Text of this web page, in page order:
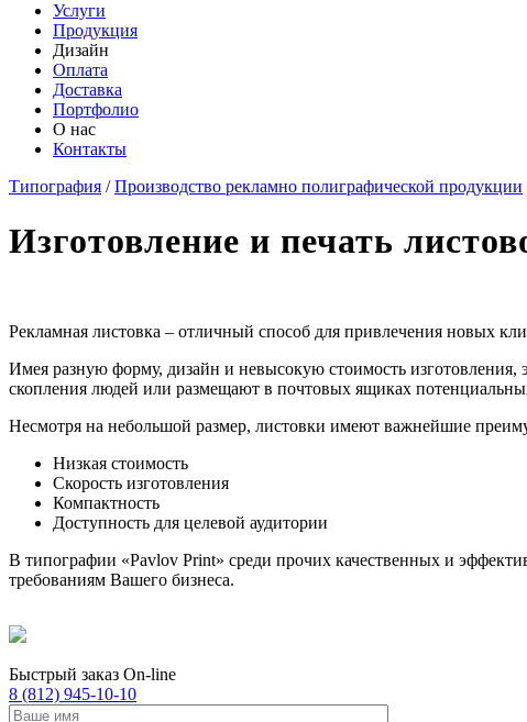
Услуги
Продукция
Дизайн
Оплата
Доставка
Портфолио
О нас
Контакты
Типография /Производство рекламно полиграфической продукции
Изготовление и печать
Рекламная листовка – отличный способ для привлечения новых
Имея разную форму, дизайн и невысокую стоимость
скопления людей или размещают в почтовых ящиках
Несмотря на небольшой размер, листовки имеют важнейшие
Низкая стоимость
Скорость изготовления
Компактность
Доступность для целевой аудитории
В типографии «Pavlov Print» среди прочих качественных и
требованиям Вашего бизнеса.
Быстрый заказ On-line
8 (812) 945-10-10